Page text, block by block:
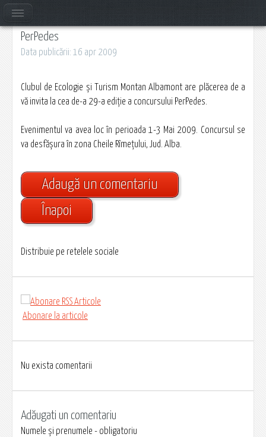
PerPedes
Data publicării: 16 apr 2009
Clubul de Ecologie şi Turism Montan Albamont are plăcerea de a
vă invita la cea de-a 29-a ediţie a concursului PerPedes.
Evenimentul va avea loc în perioada 1-3 Mai 2009. Concursul se
va desfăşura în zona Cheile Rîmeţului, Jud. Alba.
Adaugă un comentariu
Înapoi
Distribuie pe retelele sociale
Abonare la articole
Nu exista comentarii
Adăugati un comentariu
Numele și prenumele - obligatoriu